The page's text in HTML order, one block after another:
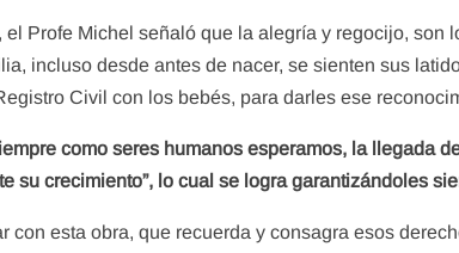
el Profe Michel señaló que la alegría y regocijo, son
incluso desde antes de nacer, se sienten sus
Civil con los bebés, para darles ese
como seres humanos esperamos, la llegada
su crecimiento”, lo cual se logra garantizándoles
con esta obra, que recuerda y consagra esos